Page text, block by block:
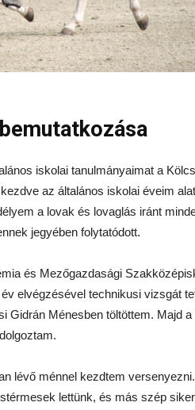
iskolai tanulmányaimat a
az általános iskolai éveim
a lovak és lovaglás iránt
jegyében folytatódott.
és Mezőgazdasági
elvégzésével technikusi vizsgát
Gidrán Ménesben töltöttem. Majd a
lévő ménnel kezdtem
lettünk, és más szép